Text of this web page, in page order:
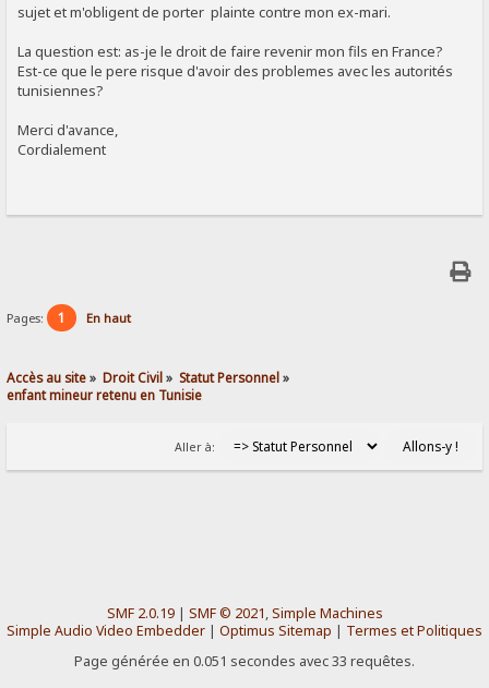
sujet et m'obligent de porter plainte contre mon ex-mari.
La question est: as-je le droit de faire revenir mon fils en France?
Est-ce que le pere risque d'avoir des problemes avec les autorités
tunisiennes?
Merci d'avance,
Cordialement
Pages: 1 En haut
Accès au site» Droit Civil» Statut Personnel»
enfant mineur retenu en Tunisie
Aller à:
SMF 2.0.19| SMF © 2021,Simple Machines
Simple Audio Video Embedder | Optimus Sitemap | Termes et Politiques
Page générée en 0.051 secondes avec 33 requêtes.